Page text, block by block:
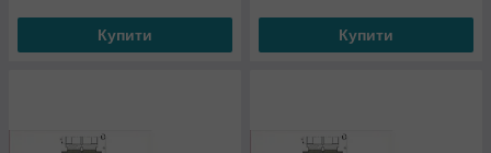
Купити Купити